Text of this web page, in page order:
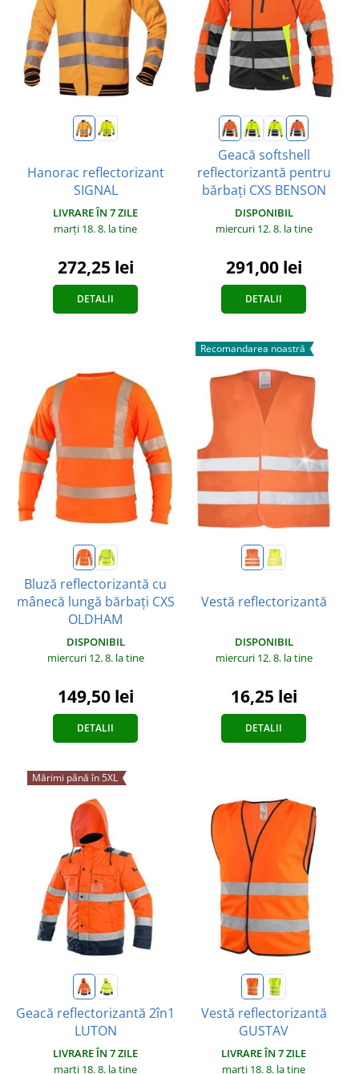
Hanorac reflectorizant
SIGNAL
LIVRARE ÎN 7 ZILE
marți 18. 8. la tine
272,25 lei
DETALII
Geacă softshell
reflectorizantă pentru
bărbați CXS BENSON
DISPONIBIL
miercuri 12. 8. la tine
291,00 lei
DETALII
Bluză reflectorizantă cu
mânecă lungă bărbați CXS
OLDHAM
DISPONIBIL
miercuri 12. 8. la tine
149,50 lei
DETALII
Recomandarea noastră
Vestă reflectorizantă
DISPONIBIL
miercuri 12. 8. la tine
16,25 lei
DETALII
Mărimi până în 5XL
Geacă reflectorizantă 2în1
LUTON
LIVRARE ÎN 7 ZILE
marți 18. 8. la tine
Vestă reflectorizantă
GUSTAV
LIVRARE ÎN 7 ZILE
marți 18. 8. la tine